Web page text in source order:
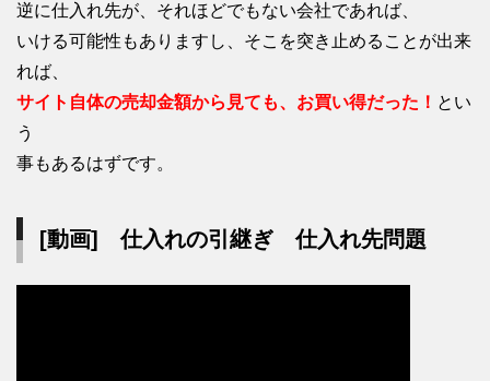
逆に仕入れ先が、それほどでもない会社であれば、
いける可能性もありますし、そこを突き止めることが出来
れば、
サイト自体の売却金額から見ても、お買い得だった！ とい
う
事もあるはずです。
[動画] 仕入れの引継ぎ 仕入れ先問題